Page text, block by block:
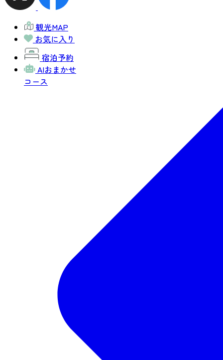
観光MAP
お気に入り
宿泊予約
AIおまかせ
コース